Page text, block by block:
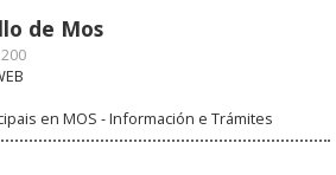
de Mos
en MOS - Información e Trámites